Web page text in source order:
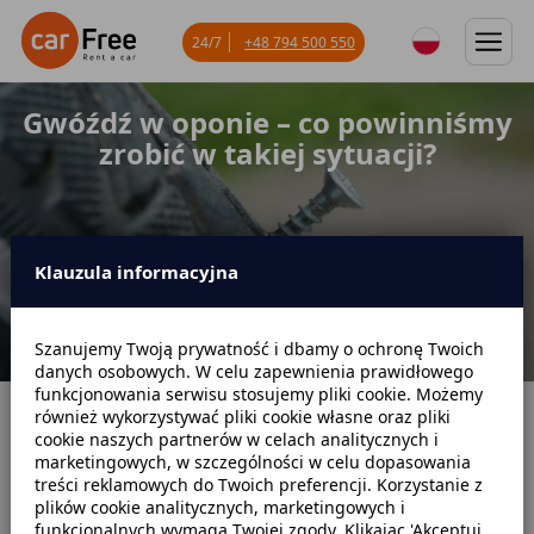
Gwóźdź w oponie – co powinniśmy
zrobić w takiej sytuacji?
24/7 +48 794 500 550
Strona główna Blog
Poradniki samochodowe
Gwóźdź w oponie – co powinniśmy zrobić w takiej sytuacji?
Klauzula informacyjna
Szanujemy Twoją prywatność i dbamy o ochronę Twoich
danych osobowych. W celu zapewnienia prawidłowego
funkcjonowania serwisu stosujemy pliki cookie. Możemy
również wykorzystywać pliki cookie własne oraz pliki
cookie naszych partnerów w celach analitycznych i
marketingowych, w szczególności w celu dopasowania
treści reklamowych do Twoich preferencji. Korzystanie z
plików cookie analitycznych, marketingowych i